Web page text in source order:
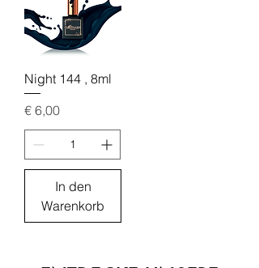
Night 144 , 8ml
Preis
€ 6,00
In den
Warenkorb